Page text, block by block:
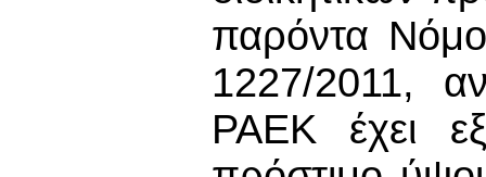
παρόντα
1227/2011,
ΡΑΕΚ έχει